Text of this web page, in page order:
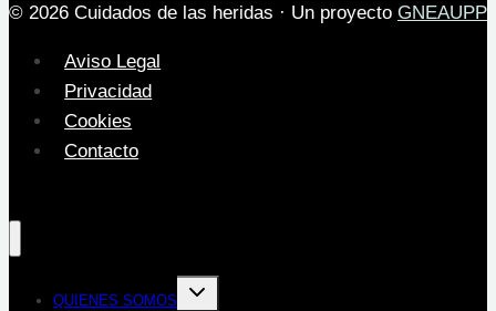
© 2026 Cuidados de las heridas · Un proyecto GNEAUPP
Aviso Legal
Privacidad
Cookies
Contacto
QUIENES SOMOS
Alternar